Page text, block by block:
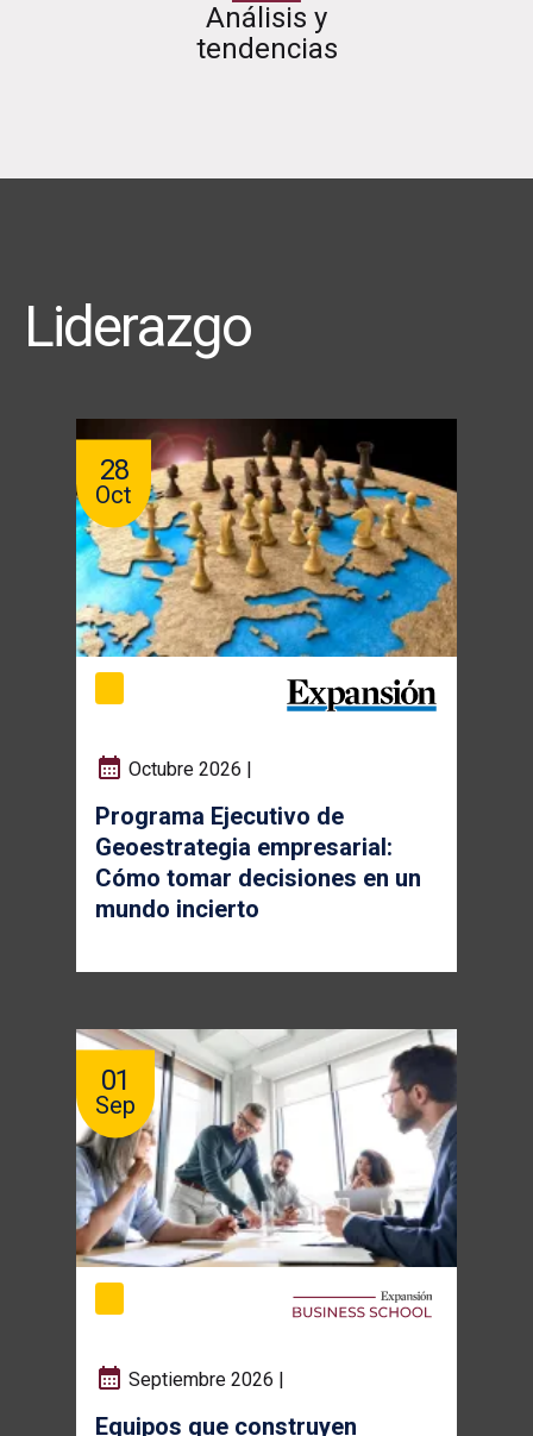
Análisis y
tendencias
Liderazgo
28
Oct
Octubre 2026 |
Programa Ejecutivo de
Geoestrategia empresarial:
Cómo tomar decisiones en un
mundo incierto
01
Sep
Septiembre 2026 |
Equipos que construyen